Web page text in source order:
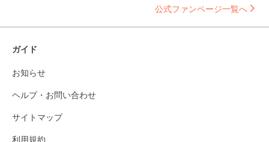
公式ファンページ一覧へ
ガイド
お知らせ
ヘルプ・お問い合わせ
サイトマップ
利用規約